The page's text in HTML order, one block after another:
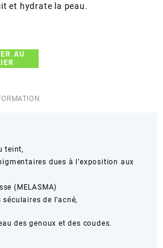
et hydrate la peau.
AU
teint,
dues à l’exposition aux
(MELASMA)
de l’acné,
des genoux et des coudes.